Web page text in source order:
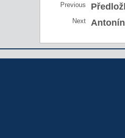
Previous
Next